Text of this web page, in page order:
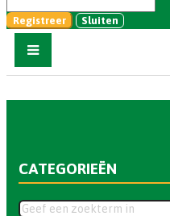
Registreer Sluiten
CATEGORIEËN